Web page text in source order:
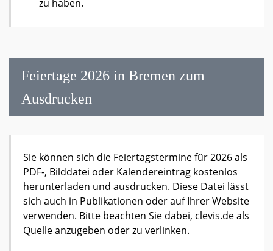
zu haben.
Feiertage 2026 in Bremen zum
Ausdrucken
Sie können sich die Feiertagstermine für 2026 als
PDF-, Bilddatei oder Kalendereintrag kostenlos
herunterladen und ausdrucken. Diese Datei lässt
sich auch in Publikationen oder auf Ihrer Website
verwenden. Bitte beachten Sie dabei, clevis.de als
Quelle anzugeben oder zu verlinken.